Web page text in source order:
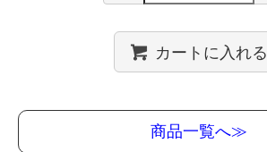
カートに入れる
商品一覧へ≫